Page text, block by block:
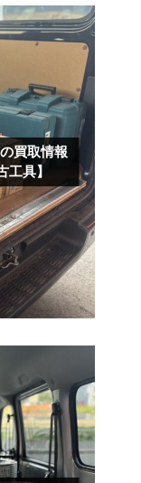
買取情報
工具】